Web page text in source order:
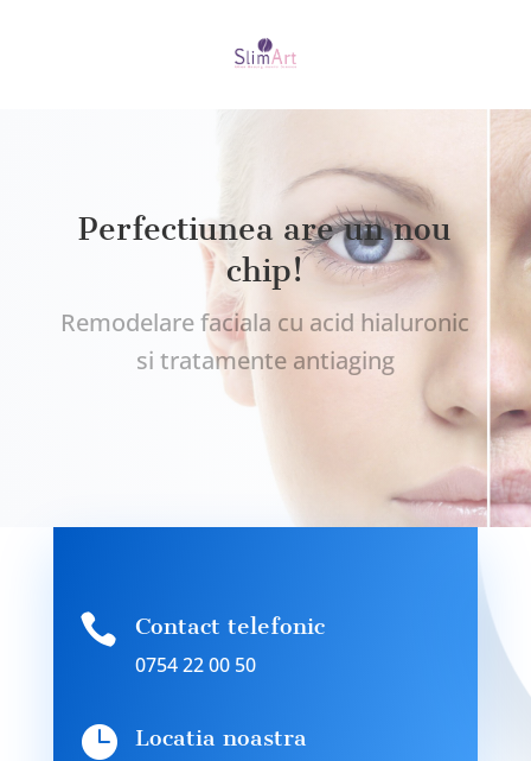
Perfectiunea are un nou
chip!
Remodelare faciala cu acid hialuronic
si tratamente antiaging
 Contact telefonic
0754 22 00 50
 Locatia noastra